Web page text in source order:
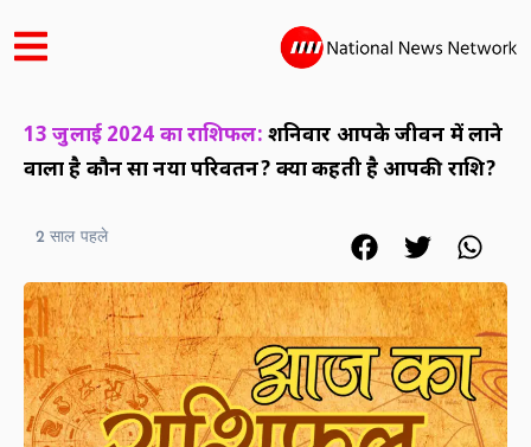
13 जुलाई 2024 का राशिफल: शनिवार आपके जीवन में लाने
वाला है कौन सा नया परिवर्तन? क्या कहती है आपकी राशि?
2 साल पहले